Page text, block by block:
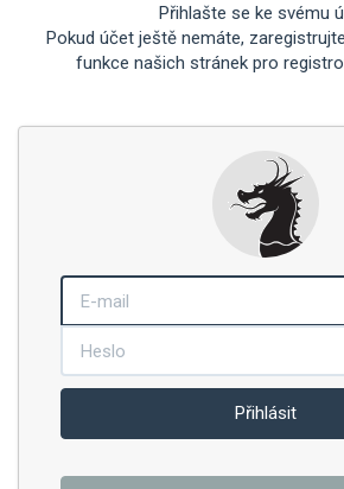
Přihlašte se ke svému
Pokud účet ještě nemáte,
funkce našich stránek pro
Přihlásit